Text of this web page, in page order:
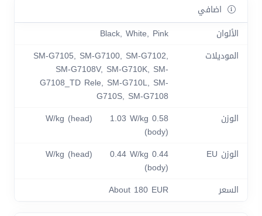
اضافي
الألوان
Black, White, Pink
الموديلات
SM-G7105, SM-G7100, SM-G7102,
SM-G7108V, SM-G710K, SM-
G7108_TD Rele, SM-G710L, SM-
G710S, SM-G7108
الوزن
0.58 W/kg (head) 1.03 W/kg
(body)
الوزن EU
0.44 W/kg (head) 0.44 W/kg
(body)
السعر
About 180 EUR